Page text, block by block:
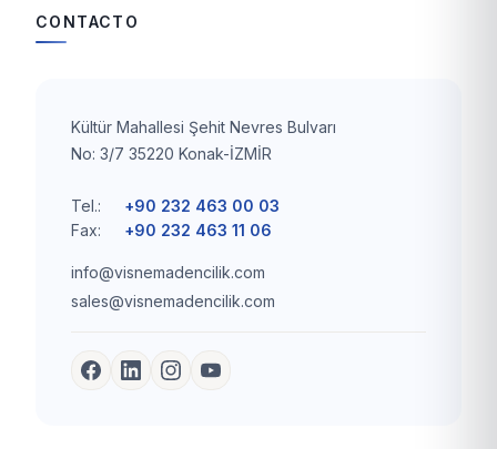
CONTACTO
Kültür Mahallesi Şehit Nevres Bulvarı
No: 3/7 35220 Konak-İZMİR
Tel.:
+90 232 463 00 03
Fax:
+90 232 463 11 06
info@visnemadencilik.com
sales@visnemadencilik.com